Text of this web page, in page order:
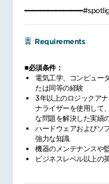
Requirements
■必須条件：
電気工学、コンピュー
たは同等の経験
3年以上のロジックア
ナライザーを使用して
な問題を解決した実績
ハードウェアおよびソ
強力な知識
機器のメンテナンスや
ビジネスレベル以上の